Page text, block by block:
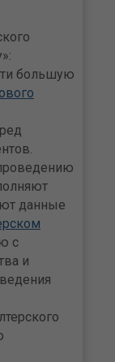
большую
данные
с
и